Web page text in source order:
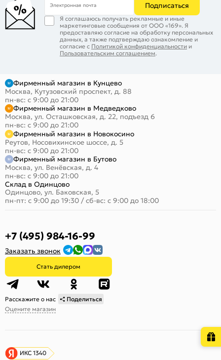
Электронная почта Подписаться
Я соглашаюсь получать рекламные и иные
маркетинговые сообщения от ООО «169». Я
предоставляю согласие на обработку персональных
данных, а также подтверждаю ознакомление и
согласие с Политикой конфиденциальности и
Пользовательским соглашением.
Фирменный магазин в Кунцево
Москва, Кутузовский проспект, д. 88
пн-вс: с 9:00 до 21:00
Фирменный магазин в Медведково
Москва, ул. Осташковская, д. 22, подъезд 6
пн-вс: с 9:00 до 21:00
Фирменный магазин в Новокосино
Реутов, Носовихинское шоссе, д. 5
пн-вс: с 9:00 до 21:00
Фирменный магазин в Бутово
Москва, ул. Венёвская, д. 4
пн-вс: с 9:00 до 21:00
Склад в Одинцово
Одинцово, ул. Баковская, 5
пн-пт: с 9:00 до 19:30 / сб-вс: с 9:00 до 18:00
+7 (495) 984-16-99
Заказать звонок
Стать дилером
Расскажите о нас
Поделиться
Оцените магазин
ИКС 1340